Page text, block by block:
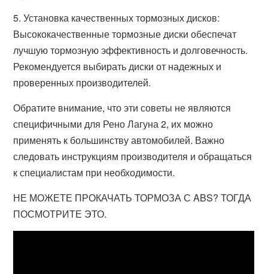
5. Установка качественных тормозных дисков:
Высококачественные тормозные диски обеспечат
лучшую тормозную эффективность и долговечность.
Рекомендуется выбирать диски от надежных и
проверенных производителей.
Обратите внимание, что эти советы не являются
специфичными для Рено Лагуна 2, их можно
применять к большинству автомобилей. Важно
следовать инструкциям производителя и обращаться
к специалистам при необходимости.
НЕ МОЖЕТЕ ПРОКАЧАТЬ ТОРМОЗА С ABS? ТОГДА
ПОСМОТРИТЕ ЭТО.